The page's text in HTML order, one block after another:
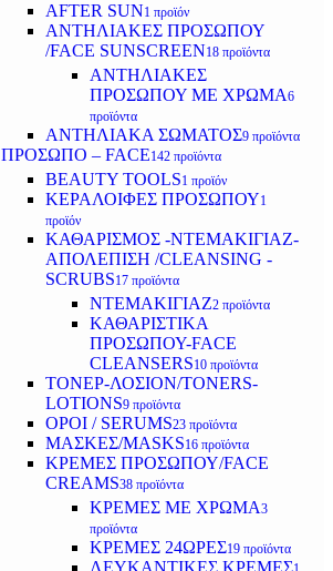
AFTER SUN1 προϊόν
ΑΝΤΗΛΙΑΚΕΣ ΠΡΟΣΩΠΟΥ
/FACE SUNSCREEN18 προϊόντα
ΑΝΤΗΛΙΑΚΕΣ
ΠΡΟΣΩΠΟΥ ΜΕ ΧΡΩΜΑ6
προϊόντα
ΑΝΤΗΛΙΑΚΑ ΣΩΜΑΤΟΣ9 προϊόντα
ΠΡΟΣΩΠΟ – FACE142 προϊόντα
BEAUTY TOOLS1 προϊόν
ΚΕΡΑΛΟΙΦΕΣ ΠΡΟΣΩΠΟΥ1
προϊόν
ΚΑΘΑΡΙΣΜΟΣ -ΝΤΕΜΑΚΙΓΙΑΖ-
ΑΠΟΛΕΠΙΣΗ /CLEANSING -
SCRUBS17 προϊόντα
ΝΤΕΜΑΚΙΓΙΑΖ2 προϊόντα
ΚΑΘΑΡΙΣΤΙΚΑ
ΠΡΟΣΩΠΟΥ-FACE
CLEANSERS10 προϊόντα
ΤΟΝΕΡ-ΛΟΣΙΟΝ/TONERS-
LOTIONS9 προϊόντα
ΟΡΟΙ / SERUMS23 προϊόντα
ΜΑΣΚΕΣ/MASKS16 προϊόντα
ΚΡΕΜΕΣ ΠΡΟΣΩΠΟΥ/FACE
CREAMS38 προϊόντα
ΚΡΕΜΕΣ ΜΕ ΧΡΩΜΑ3
προϊόντα
ΚΡΕΜΕΣ 24ΩΡΕΣ19 προϊόντα
ΛΕΥΚΑΝΤΙΚΕΣ ΚΡΕΜΕΣ